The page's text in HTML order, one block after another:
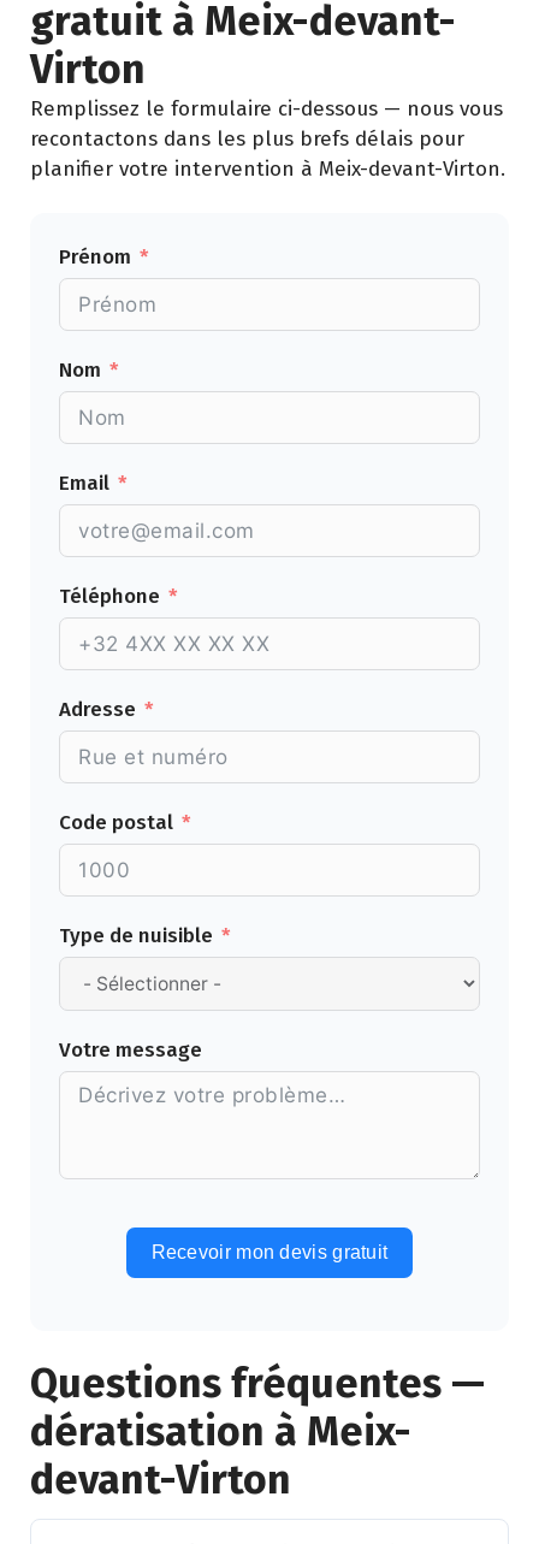
gratuit à Meix-devant-
Virton
Remplissez le formulaire ci-dessous — nous vous
recontactons dans les plus brefs délais pour
planifier votre intervention à Meix-devant-Virton.
Prénom
Nom
Email
Téléphone
Adresse
Code postal
Type de nuisible
Votre message
Recevoir mon devis gratuit
Questions fréquentes —
dératisation à Meix-
devant-Virton